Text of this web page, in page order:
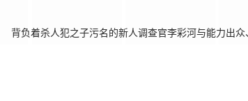
调查官李彩河与能力出众、追求完